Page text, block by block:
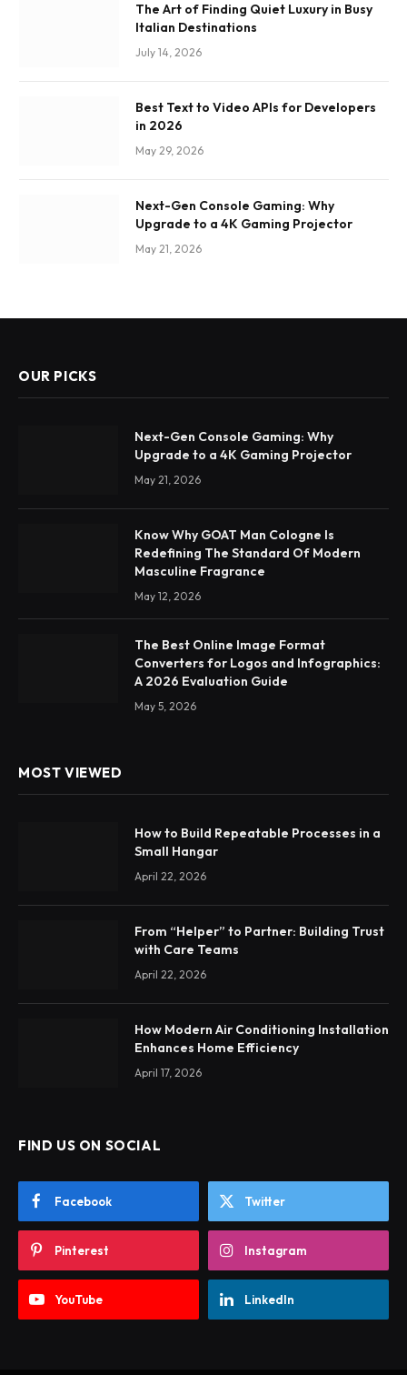
The Art of Finding Quiet Luxury in Busy
Italian Destinations
July 14, 2026
Best Text to Video APIs for Developers
in 2026
May 29, 2026
Next-Gen Console Gaming: Why
Upgrade to a 4K Gaming Projector
May 21, 2026
OUR PICKS
Next-Gen Console Gaming: Why
Upgrade to a 4K Gaming Projector
May 21, 2026
Know Why GOAT Man Cologne Is
Redefining The Standard Of Modern
Masculine Fragrance
May 12, 2026
The Best Online Image Format
Converters for Logos and Infographics:
A 2026 Evaluation Guide
May 5, 2026
MOST VIEWED
How to Build Repeatable Processes in a
Small Hangar
April 22, 2026
From “Helper” to Partner: Building Trust
with Care Teams
April 22, 2026
How Modern Air Conditioning Installation
Enhances Home Efficiency
April 17, 2026
FIND US ON SOCIAL
Facebook Twitter
Pinterest Instagram
YouTube LinkedIn